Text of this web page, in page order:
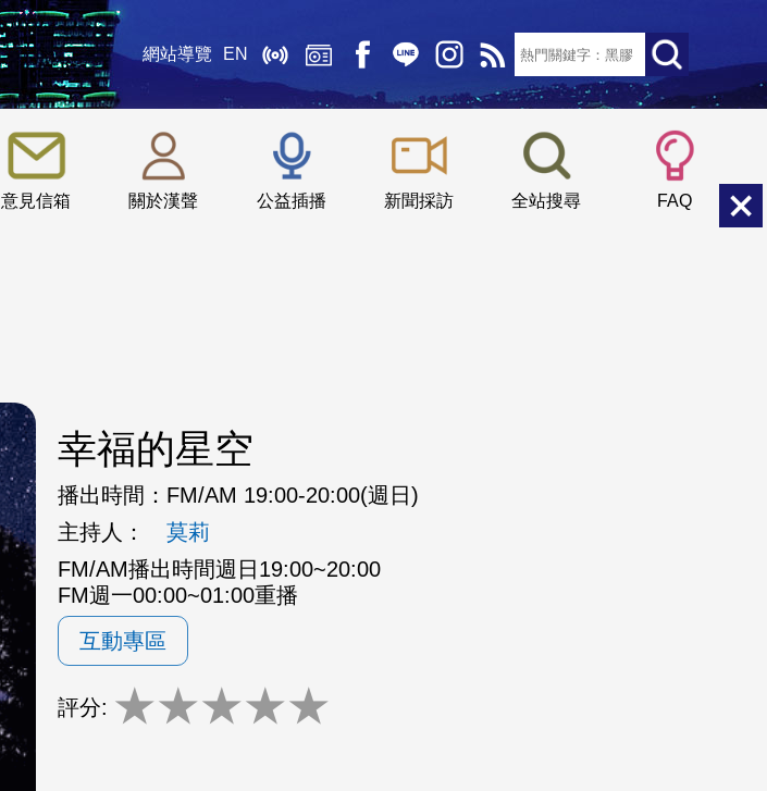
網站導覽 EN
意見信箱 關於漢聲 公益插播 新聞採訪 全站搜尋 FAQ
::: 小 中
幸福的星空
播出時間： FM/AM 19:00-20:00(週日)
主持人：
莫莉
FM/AM播出時間週日19:00~20:00
FM週一00:00~01:00重播
互動專區
評分: ★★★★★